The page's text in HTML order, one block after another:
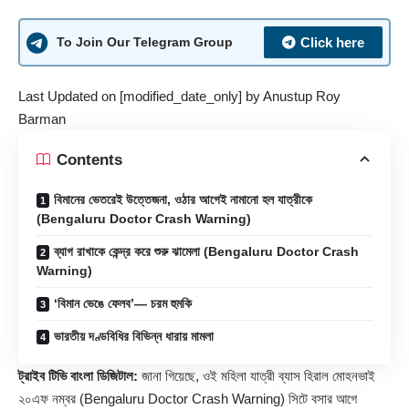
To Join Our Telegram Group Click here
Last Updated on [modified_date_only] byAnustup Roy
Barman
Contents
বিমানের ভেতরেই উত্তেজনা, ওঠার আগেই নামানো হল যাত্রীকে
(Bengaluru Doctor Crash Warning)
ব্যাগ রাখাকে কেন্দ্র করে শুরু ঝামেলা (Bengaluru Doctor Crash
Warning)
‘বিমান ভেঙে ফেলব’— চরম হুমকি
ভারতীয় দণ্ডবিধির বিভিন্ন ধারায় মামলা
ট্রাইব টিভি বাংলা ডিজিটাল: জানা গিয়েছে, ওই মহিলা যাত্রী ব্যাস হিরাল মোহনভাই
২০এফ নম্বর (Bengaluru Doctor Crash Warning) সিটে বসার আগে